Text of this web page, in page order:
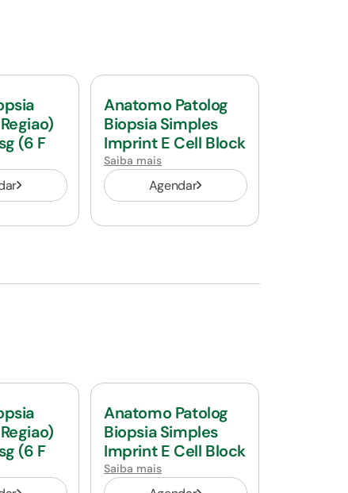
(6 F
Anatomo Patolog
Biopsia Simples
Imprint E Cell Block
Saiba mais
Agendar
(6 F
Anatomo Patolog
Biopsia Simples
Imprint E Cell Block
Saiba mais